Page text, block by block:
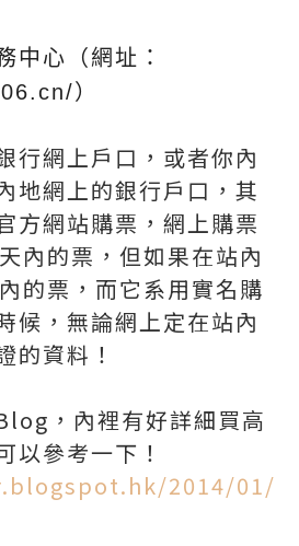
中心（網址：
）
行網上戶口，或者你內
地網上的銀行戶口，其
方網站購票，網上購票
內的票，但如果在站內
的票，而它系用實名購
候，無論網上定在站內
的資料！
，內裡有好詳細買高
以參考一下！
2014/01/